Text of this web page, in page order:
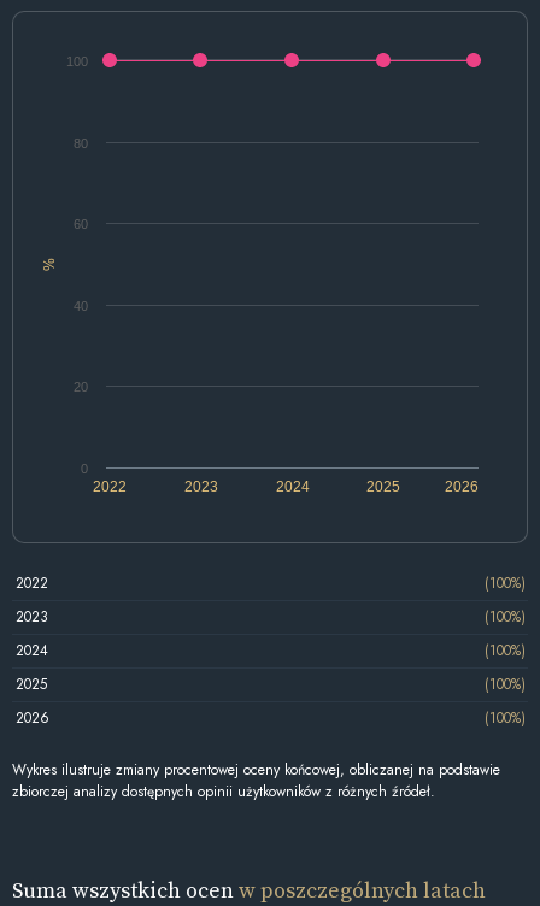
%
2022 2024 2026
2023 2025
0
20
40
60
80
100
2022
(100%)
2023
(100%)
2024
(100%)
2025
(100%)
2026
(100%)
Wykres ilustruje zmiany procentowej oceny końcowej, obliczanej na podstawie
zbiorczej analizy dostępnych opinii użytkowników z różnych źródeł.
Suma wszystkich ocenw poszczególnych latach